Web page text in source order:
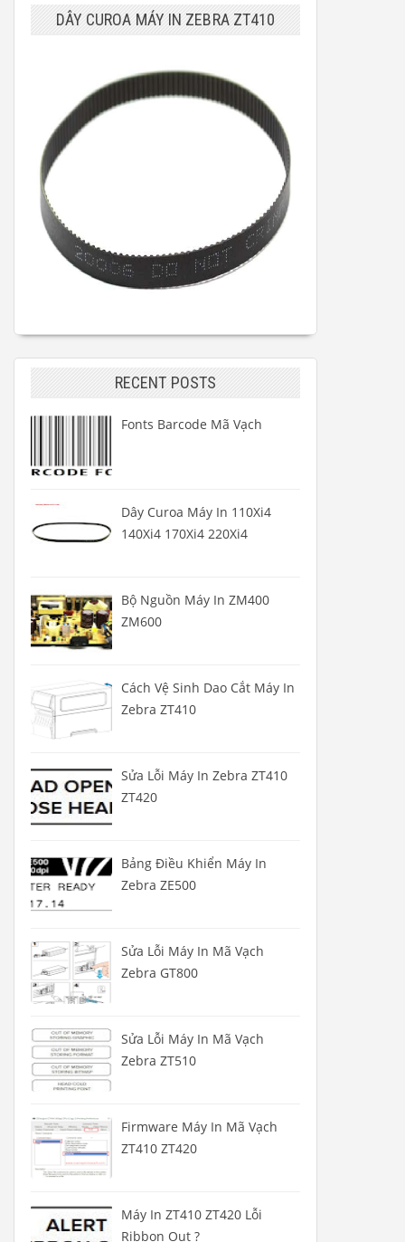
DÂY CUROA MÁY IN ZEBRA ZT410
RECENT POSTS
Fonts Barcode Mã Vạch
Dây Curoa Máy In 110Xi4
140Xi4 170Xi4 220Xi4
Bộ Nguồn Máy In ZM400
ZM600
Cách Vệ Sinh Dao Cắt Máy In
Zebra ZT410
Sửa Lỗi Máy In Zebra ZT410
ZT420
Bảng Điều Khiển Máy In
Zebra ZE500
Sửa Lỗi Máy In Mã Vạch
Zebra GT800
Sửa Lỗi Máy In Mã Vạch
Zebra ZT510
Firmware Máy In Mã Vạch
ZT410 ZT420
Máy In ZT410 ZT420 Lỗi
Ribbon Out ?